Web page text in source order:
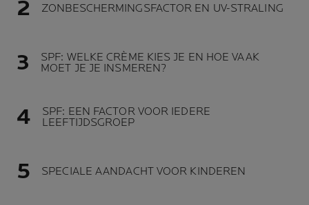
ZONBESCHERMINGSFACTOR EN UV-STRALING
SPF: WELKE CRÈME KIES JE EN HOE VAAK
MOET JE JE INSMEREN?
SPF: EEN FACTOR VOOR IEDERE
LEEFTIJDSGROEP
SPECIALE AANDACHT VOOR KINDEREN